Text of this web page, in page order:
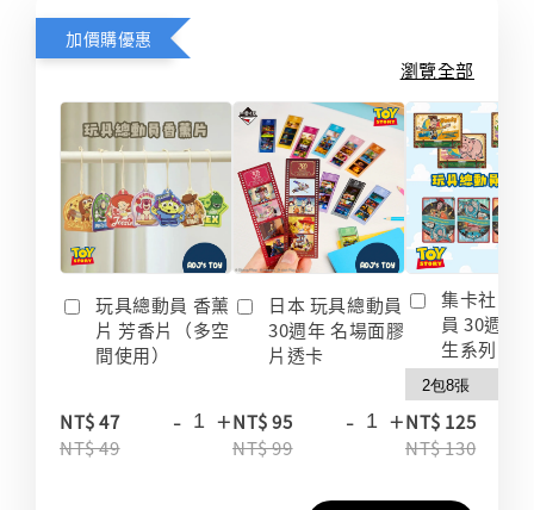
加價購優惠
瀏覽全部
玩具總動員 香薰
片 芳香片（多空
間使用）
NT$ 47
NT$ 49
- +
日本 玩具總動員
30週年 名場面膠
片透卡
NT$ 95
NT$ 99
- +
集卡社 玩
員 30週年
生系列 收
NT$ 125
NT$ 130